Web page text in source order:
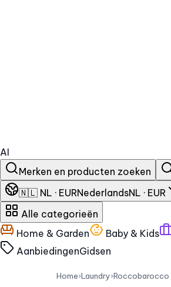
AI
Merken en producten zoeken
🇳🇱 NL · EURNederlandsNL · EUR
Alle categorieën
Home & Garden
Baby & Kids
AanbiedingenGidsen
Home›Laundry›Roccobarocco